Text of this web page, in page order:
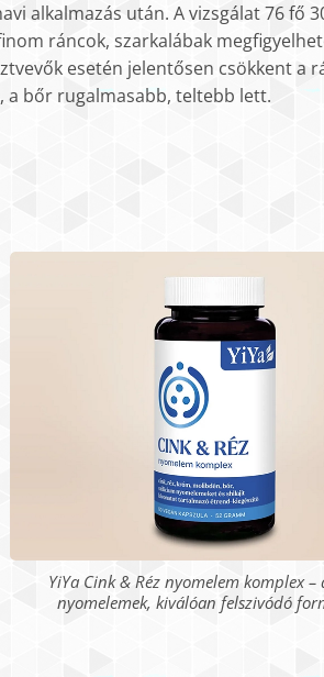
alkalmazás után. A vizsgálat 76 fő
ráncok, szarkalábak
esetén jelentősen csökkent a
a bőr rugalmasabb, teltebb lett.
YiYa Cink & Réz nyomelem komplex –
nyomelemek, kiválóan felszivódó